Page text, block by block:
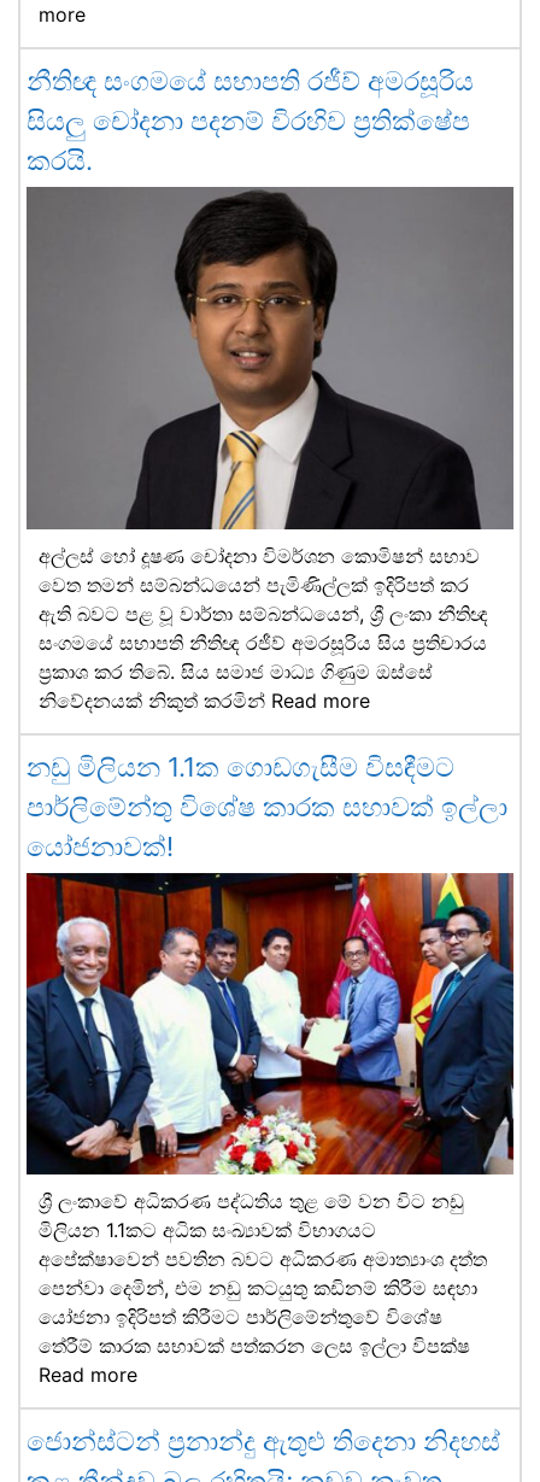
more
නීතිඥ සංගමයේ සභාපති රජීව් අමරසූරිය
සියලු චෝදනා පදනම් විරහිව ප්‍රතික්ෂේප
කරයි.
අල්ලස් හෝ දූෂණ චෝදනා විමර්ශන කොමිෂන් සභාව
වෙත තමන් සම්බන්ධයෙන් පැමිණිල්ලක් ඉදිරිපත් කර
ඇති බවට පළ වූ වාර්තා සම්බන්ධයෙන්, ශ්‍රී ලංකා නීතිඥ
සංගමයේ සභාපති නීතිඥ රජීව් අමරසූරිය සිය ප්‍රතිචාරය
ප්‍රකාශ කර තිබේ. සිය සමාජ මාධ්‍ය ගිණුම ඔස්සේ
නිවේදනයක් නිකුත් කරමින් Read more
නඩු මිලියන 1.1ක ගොඩගැසීම විසඳීමට
පාර්ලිමේන්තු විශේෂ කාරක සභාවක් ඉල්ලා
යෝජනාවක්!
ශ්‍රී ලංකාවේ අධිකරණ පද්ධතිය තුළ මේ වන විට නඩු
මිලියන 1.1කට අධික සංඛ්‍යාවක් විභාගයට
අපේක්ෂාවෙන් පවතින බවට අධිකරණ අමාත්‍යාංශ දත්ත
පෙන්වා දෙමින්, එම නඩු කටයුතු කඩිනම් කිරීම සඳහා
යෝජනා ඉදිරිපත් කිරීමට පාර්ලිමේන්තුවේ විශේෂ
තේරීම් කාරක සභාවක් පත්කරන ලෙස ඉල්ලා විපක්ෂ
Read more
ජොන්ස්ටන් ප්‍රනාන්දු ඇතුළු තිදෙනා නිදහස්